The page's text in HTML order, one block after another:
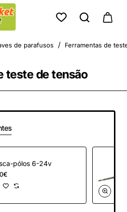
teste de tensão
de parafusos Ferramentas de
pólos 6-24v